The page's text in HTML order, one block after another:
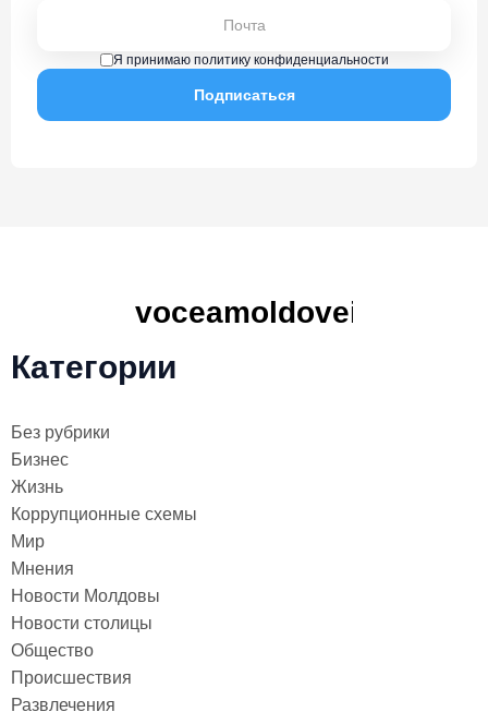
Я принимаю политику конфиденциальности
Категории
Без рубрики
Бизнес
Жизнь
Коррупционные схемы
Мир
Мнения
Новости Молдовы
Новости столицы
Общество
Происшествия
Развлечения